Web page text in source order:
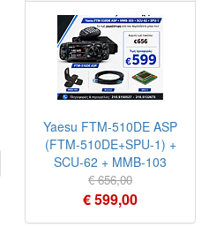
Yaesu FTM-510DE ASP
(FTM-510DE+SPU-1) +
SCU-62 + MMB-103
€ 656,00
€ 599,00